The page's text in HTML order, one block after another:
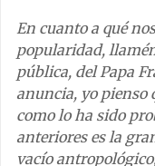
En cuanto a qué
popularidad,
pública, del Papa
anuncia, yo pienso
como lo ha sido
anteriores es la
vacío